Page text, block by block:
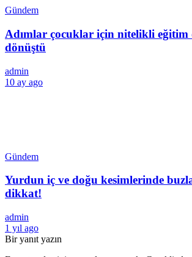
Gündem
Adımlar çocuklar için nitelikli eğitim
dönüştü
admin
10 ay ago
Gündem
Yurdun iç ve doğu kesimlerinde
dikkat!
admin
1 yıl ago
Bir yanıt yazın